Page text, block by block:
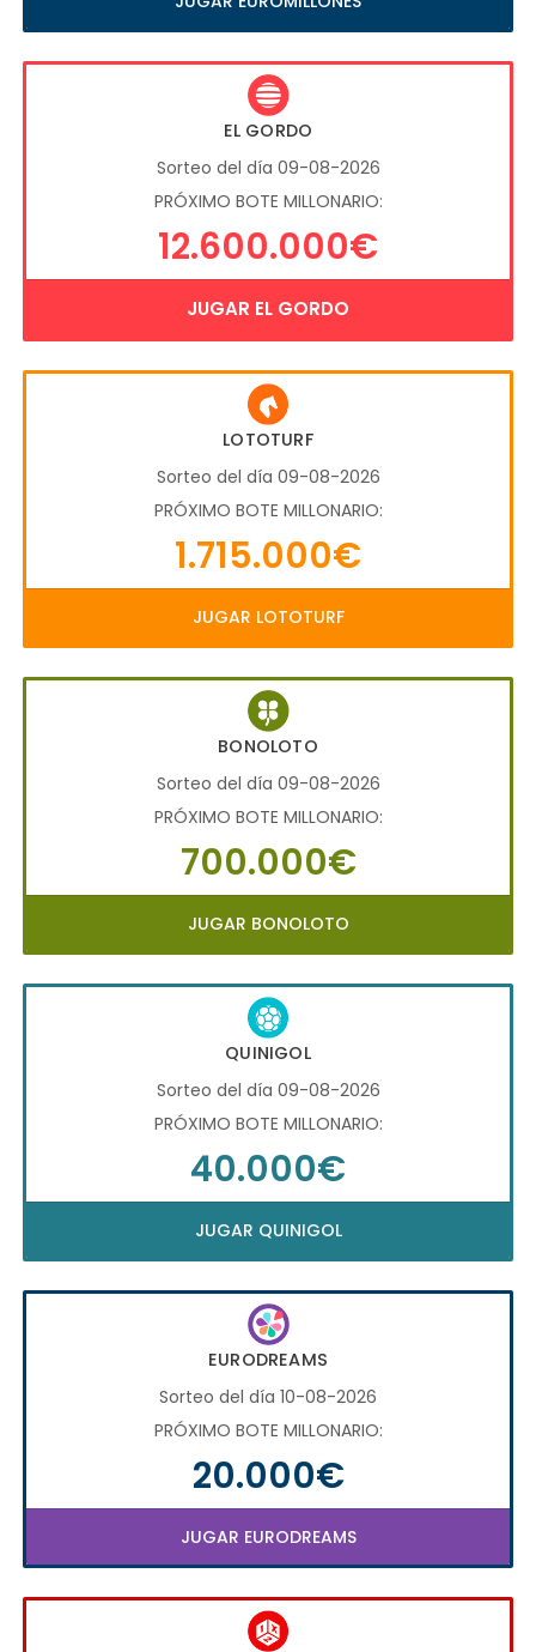
EL GORDO
Sorteo del día 09-08-2026
PRÓXIMO BOTE MILLONARIO:
12.600.000€
JUGAR EL GORDO
LOTOTURF
Sorteo del día 09-08-2026
PRÓXIMO BOTE MILLONARIO:
1.715.000€
JUGAR LOTOTURF
BONOLOTO
Sorteo del día 09-08-2026
PRÓXIMO BOTE MILLONARIO:
700.000€
JUGAR BONOLOTO
QUINIGOL
Sorteo del día 09-08-2026
PRÓXIMO BOTE MILLONARIO:
40.000€
JUGAR QUINIGOL
EURODREAMS
Sorteo del día 10-08-2026
PRÓXIMO BOTE MILLONARIO:
20.000€
JUGAR EURODREAMS